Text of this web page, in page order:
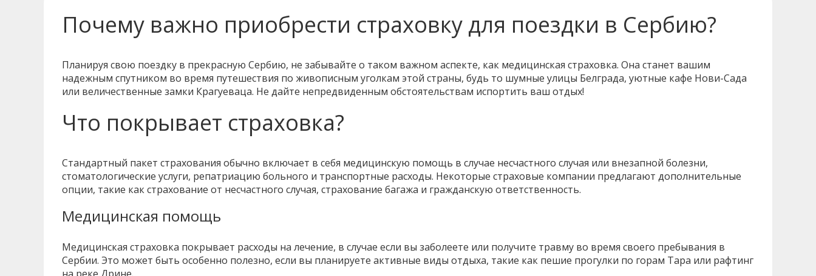
Почему важно приобрести страховку для поездки в Сербию?
Планируя свою поездку в прекрасную Сербию, не забывайте о таком важном аспекте, как медицинская страховка. Она станет вашим
надежным спутником во время путешествия по живописным уголкам этой страны, будь то шумные улицы Белграда, уютные кафе Нови-Сада
или величественные замки Крагуеваца. Не дайте непредвиденным обстоятельствам испортить ваш отдых!
Что покрывает страховка?
Стандартный пакет страхования обычно включает в себя медицинскую помощь в случае несчастного случая или внезапной болезни,
стоматологические услуги, репатриацию больного и транспортные расходы. Некоторые страховые компании предлагают дополнительные
опции, такие как страхование от несчастного случая, страхование багажа и гражданскую ответственность.
Медицинская помощь
Медицинская страховка покрывает расходы на лечение, в случае если вы заболеете или получите травму во время своего пребывания в
Сербии. Это может быть особенно полезно, если вы планируете активные виды отдыха, такие как пешие прогулки по горам Тара или рафтинг